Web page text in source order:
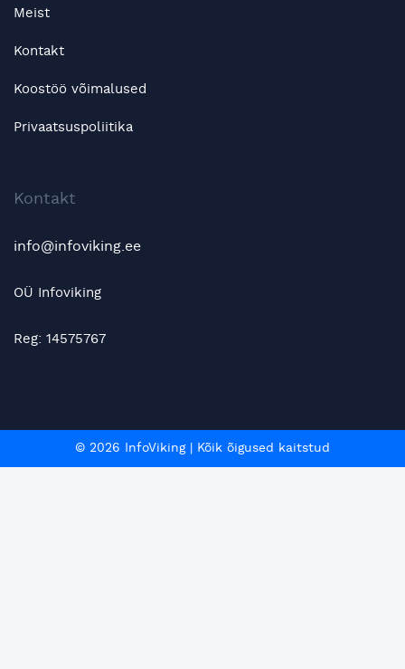
Meist
Kontakt
Koostöö võimalused
Privaatsuspoliitika
Kontakt
info@infoviking.ee
OÜ Infoviking
Reg: 14575767
© 2026 InfoViking Kõik õigused kaitstud